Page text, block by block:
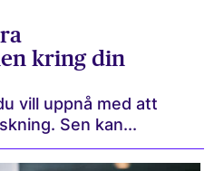
kring din
vill uppnå med att
Sen kan...